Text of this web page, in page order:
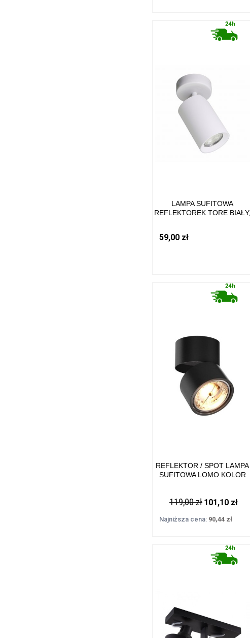
LAMPA SUFITOWA
REFLEKTOREK TORE BIAŁY,
59,00 zł
REFLEKTOR / SPOT LAMPA
SUFITOWA LOMO KOLOR
119,00 zł 101,10 zł
Najniższa cena: 90,44 zł